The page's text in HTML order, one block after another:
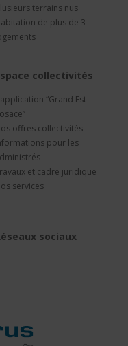
terrains nus
de plus de 3
collectivités
“Grand Est
offres collectivités
pour les
et cadre juridique
services
sociaux